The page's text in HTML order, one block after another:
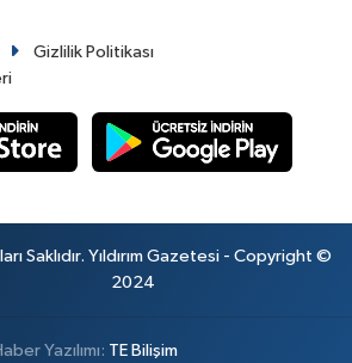
Gizlilik Politikası
Saklıdır. Yıldırım Gazetesi - Copyright ©
2024
Yazılımı: TE Bilişim